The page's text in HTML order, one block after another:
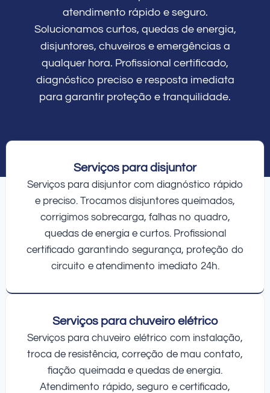
atendimento rápido e seguro.
Solucionamos curtos, quedas de energia,
disjuntores, chuveiros e emergências a
qualquer hora. Profissional certificado,
diagnóstico preciso e resposta imediata
para garantir proteção e tranquilidade.
Serviços para disjuntor
Serviços para disjuntor com diagnóstico rápido
e preciso. Trocamos disjuntores queimados,
corrigimos sobrecarga, falhas no quadro,
quedas de energia e curtos. Profissional
certificado garantindo segurança, proteção do
circuito e atendimento imediato 24h.
Serviços para chuveiro elétrico
Serviços para chuveiro elétrico com instalação,
troca de resistência, correção de mau contato,
fiação queimada e quedas de energia.
Atendimento rápido, seguro e certificado,